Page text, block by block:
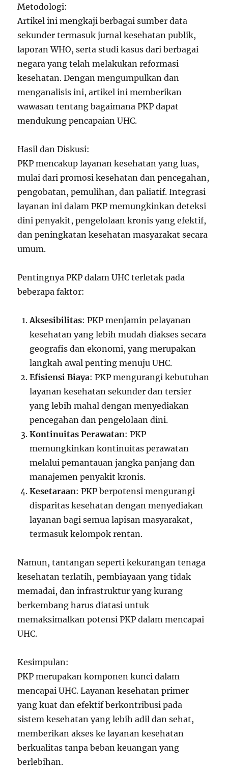
Metodologi:
Artikel ini mengkaji berbagai sumber data
sekunder termasuk jurnal kesehatan publik,
laporan WHO, serta studi kasus dari berbagai
negara yang telah melakukan reformasi
kesehatan. Dengan mengumpulkan dan
menganalisis ini, artikel ini memberikan
wawasan tentang bagaimana PKP dapat
mendukung pencapaian UHC.
Hasil dan Diskusi:
PKP mencakup layanan kesehatan yang luas,
mulai dari promosi kesehatan dan pencegahan,
pengobatan, pemulihan, dan paliatif. Integrasi
layanan ini dalam PKP memungkinkan deteksi
dini penyakit, pengelolaan kronis yang efektif,
dan peningkatan kesehatan masyarakat secara
umum.
Pentingnya PKP dalam UHC terletak pada
beberapa faktor:
Aksesibilitas: PKP menjamin pelayanan
kesehatan yang lebih mudah diakses secara
geografis dan ekonomi, yang merupakan
langkah awal penting menuju UHC.
Efisiensi Biaya: PKP mengurangi kebutuhan
layanan kesehatan sekunder dan tersier
yang lebih mahal dengan menyediakan
pencegahan dan pengelolaan dini.
Kontinuitas Perawatan: PKP
memungkinkan kontinuitas perawatan
melalui pemantauan jangka panjang dan
manajemen penyakit kronis.
Kesetaraan: PKP berpotensi mengurangi
disparitas kesehatan dengan menyediakan
layanan bagi semua lapisan masyarakat,
termasuk kelompok rentan.
Namun, tantangan seperti kekurangan tenaga
kesehatan terlatih, pembiayaan yang tidak
memadai, dan infrastruktur yang kurang
berkembang harus diatasi untuk
memaksimalkan potensi PKP dalam mencapai
UHC.
Kesimpulan:
PKP merupakan komponen kunci dalam
mencapai UHC. Layanan kesehatan primer
yang kuat dan efektif berkontribusi pada
sistem kesehatan yang lebih adil dan sehat,
memberikan akses ke layanan kesehatan
berkualitas tanpa beban keuangan yang
berlebihan.